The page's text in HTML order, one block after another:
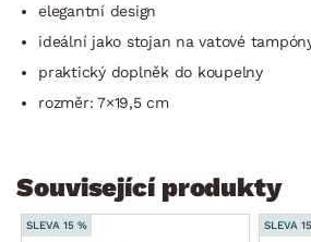
elegantní design
ideální jako stojan na vatové
praktický doplněk do koupelny
rozměr: 7×19,5 cm
Související produkty
SLEVA 15 % SLEVA